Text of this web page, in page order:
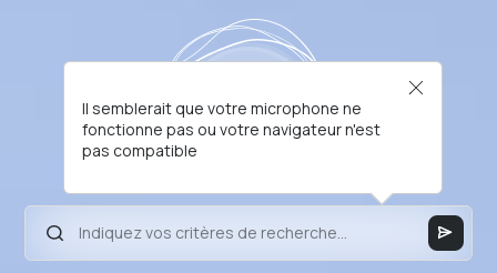
Il semblerait que votre microphone ne
fonctionne pas ou votre navigateur n'est
pas compatible